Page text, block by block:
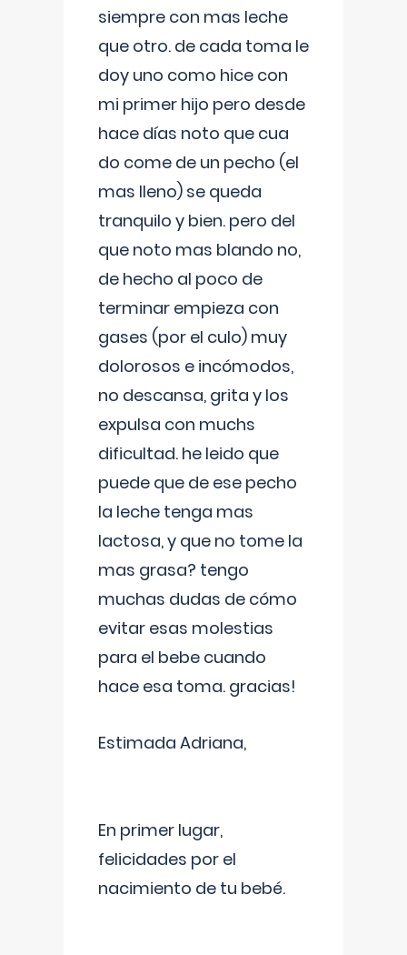
siempre con mas leche
que otro. de cada toma le
doy uno como hice con
mi primer hijo pero desde
hace días noto que cua
do come de un pecho (el
mas lleno) se queda
tranquilo y bien. pero del
que noto mas blando no,
de hecho al poco de
terminar empieza con
gases (por el culo) muy
dolorosos e incómodos,
no descansa, grita y los
expulsa con muchs
dificultad. he leido que
puede que de ese pecho
la leche tenga mas
lactosa, y que no tome la
mas grasa? tengo
muchas dudas de cómo
evitar esas molestias
para el bebe cuando
hace esa toma. gracias!
Estimada Adriana,
En primer lugar,
felicidades por el
nacimiento de tu bebé.